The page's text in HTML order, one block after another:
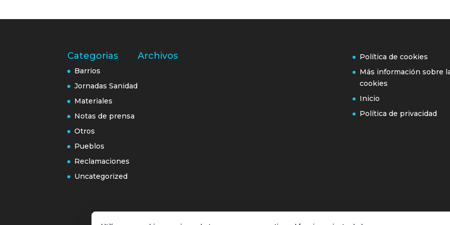
Categorias
Barrios
Jornadas Sanidad
Materiales
Notas de prensa
Otros
Pueblos
Reclamaciones
Uncategorized
Archivos
Política de cookies
Más información sobre
cookies
Inicio
Política de privacidad